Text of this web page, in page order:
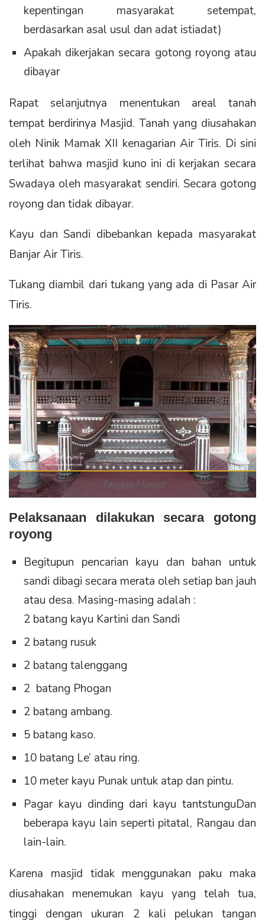
kepentingan masyarakat setempat,
berdasarkan asal usul dan adat istiadat)
Apakah dikerjakan secara gotong royong atau
dibayar
Rapat selanjutnya menentukan areal tanah
tempat berdirinya Masjid. Tanah yang diusahakan
oleh Ninik Mamak XII kenagarian Air Tiris. Di sini
terlihat bahwa masjid kuno ini di kerjakan secara
Swadaya oleh masyarakat sendiri. Secara gotong
royong dan tidak dibayar.
Kayu dan Sandi dibebankan kepada masyarakat
Banjar Air Tiris.
Tukang diambil dari tukang yang ada di Pasar Air
Tiris.
Tangga Masjid
Pelaksanaan dilakukan secara gotong
royong
Begitupun pencarian kayu dan bahan untuk
sandi dibagi secara merata oleh setiap ban jauh
atau desa. Masing-masing adalah :
2 batang kayu Kartini dan Sandi
2 batang rusuk
2 batang talenggang
2 batang Phogan
2 batang ambang.
5 batang kaso.
10 batang Le’ atau ring.
10 meter kayu Punak untuk atap dan pintu.
Pagar kayu dinding dari kayu tantstunguDan
beberapa kayu lain seperti pitatal, Rangau dan
lain-lain.
Karena masjid tidak menggunakan paku maka
diusahakan menemukan kayu yang telah tua,
tinggi dengan ukuran 2 kali pelukan tangan